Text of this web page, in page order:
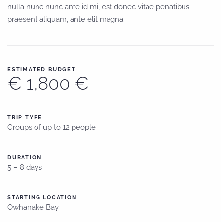
nulla nunc nunc ante id mi, est donec vitae penatibus
praesent aliquam, ante elit magna.
ESTIMATED BUDGET
€ 1,800 €
TRIP TYPE
Groups of up to 12 people
DURATION
5 – 8 days
STARTING LOCATION
Owhanake Bay